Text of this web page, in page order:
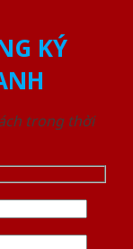
KÝ
trong thời